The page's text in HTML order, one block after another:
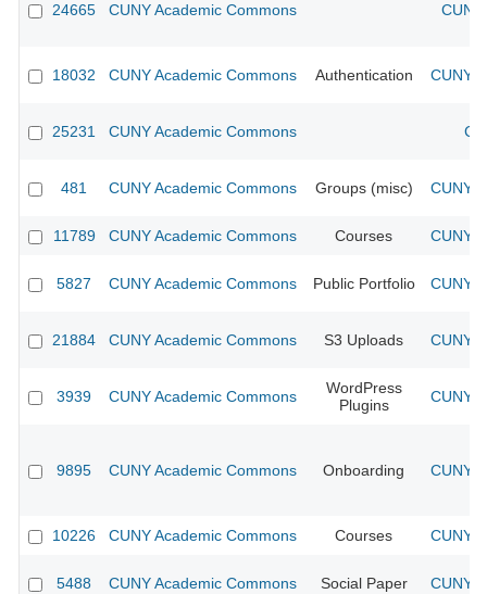
24665 CUNY Academic Commons
18032 CUNY Academic Commons Authentication CUNY
25231 CUNY Academic Commons
481 CUNY Academic Commons Groups (misc) CUNY
11789 CUNY Academic Commons Courses CUNY
5827 CUNY Academic Commons Public Portfolio CUNY
21884 CUNY Academic Commons S3 Uploads CUNY
3939 CUNY Academic Commons
WordPress
Plugins
CUNY
9895 CUNY Academic Commons Onboarding CUNY
10226 CUNY Academic Commons Courses CUNY
5488 CUNY Academic Commons Social Paper CUNY